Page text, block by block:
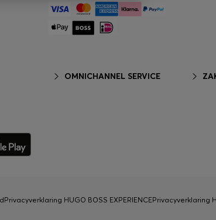
OMNICHANNEL SERVICE
Privacyverklaring HUGO BOSS EXPERIENCEPrivacyverklaring